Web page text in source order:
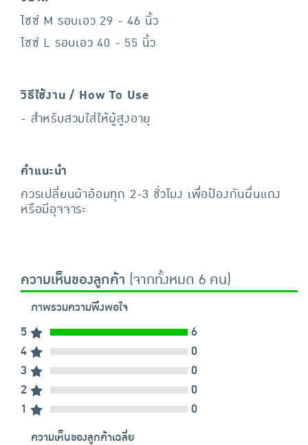
ไซซ์ M รอบเอว 29 - 46 นิ้ว
ไซซ์ L รอบเอว 40 - 55 นิ้ว
วิธีใช้งาน / How To Use
- สำหรับสวมใส่ให้ผู้สูงอายุ
คำแนะนำ
ควรเปลี่ยนผ้าอ้อมทุก 2-3 ชั่วโมง เพื่อป้องกันผื่นแดง
หรือมีอุจจาระ
ความเห็นของลูกค้า (จากทั้งหมด 6 คน)
ภาพรวมความพึงพอใจ
5
6
4
0
3
0
2
0
1
0
ความเห็นของลูกค้าเฉลี่ย